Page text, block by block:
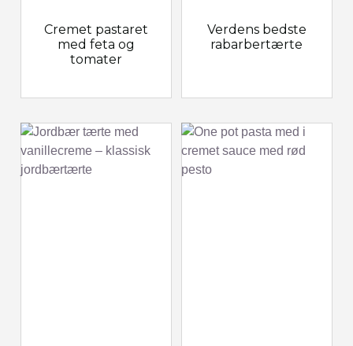
Cremet pastaret
med feta og
tomater
Verdens bedste
rabarbertærte